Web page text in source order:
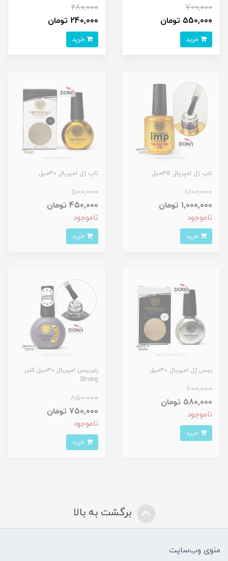
700,000
550,000 تومان
280,000
240,000 تومان
تاپ ژل امپريال 35ميل
1,100,000
1,000,000 تومان
ناموجود
تاپ ژل امپريال 30ميل
500,000
450,000 تومان
ناموجود
بيس ژل امپريال 30ميل
600,000
580,000 تومان
ناموجود
رابربيس امپريال 30ميل کلير
Strong
850,000
750,000 تومان
ناموجود
برگشت به بالا
منوی وب‌سایت